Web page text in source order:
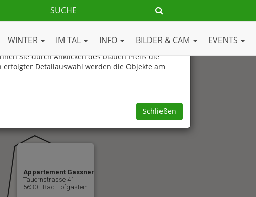
WINTER IM TAL INFO BILDER & CAM EVENTS
Appartement Gassner
Tauernstrasse 41
5630 - Bad Hofgastein
Sie durch Anklicken des blauen Pfeils die
erfolgter Detailauswahl werden die Objekte am
Schließen